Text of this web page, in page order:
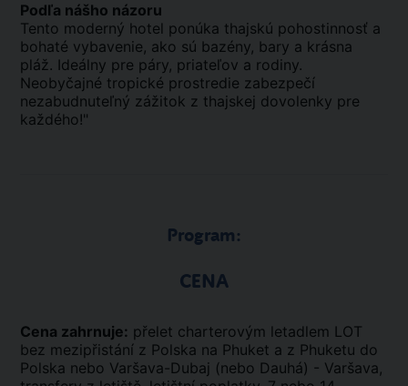
Podľa nášho názoru
Tento moderný hotel ponúka thajskú pohostinnosť a
bohaté vybavenie, ako sú bazény, bary a krásna
pláž. Ideálny pre páry, priateľov a rodiny.
Neobyčajné tropické prostredie zabezpečí
nezabudnuteľný zážitok z thajskej dovolenky pre
každého!"
Program:
CENA
Cena zahrnuje: přelet charterovým letadlem LOT
bez mezipřistání z Polska na Phuket a z Phuketu do
Polska nebo Varšava-Dubaj (nebo Dauhá) - Varšava,